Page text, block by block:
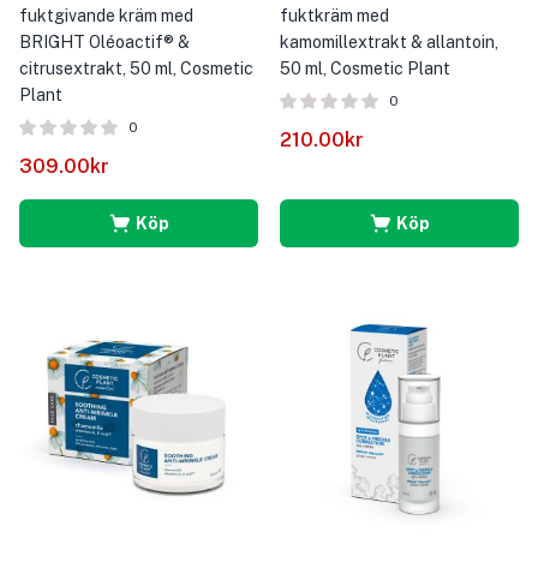
fuktgivande kräm med
BRIGHT Oléoactif® &
citrusextrakt, 50 ml, Cosmetic
Plant
0
309.00 kr
Köp
fuktkräm med
kamomillextrakt & allantoin,
50 ml, Cosmetic Plant
0
210.00 kr
Köp